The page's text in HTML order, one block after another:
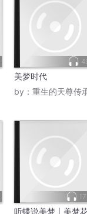
美梦时代
by： 重生的天尊传
听蝶说美梦丨美梦